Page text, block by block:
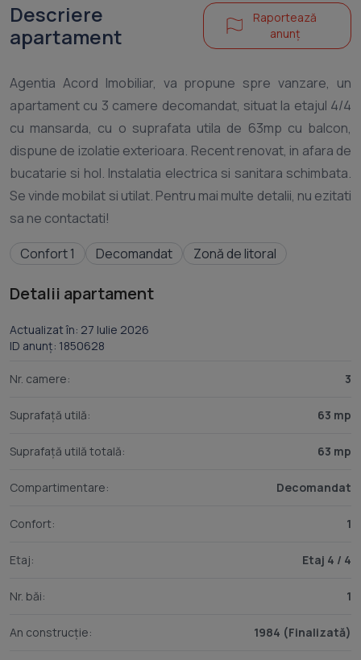
Descriere
apartament
Raportează
anunț
Agentia Acord Imobiliar, va propune spre vanzare, un
apartament cu 3 camere decomandat, situat la etajul 4/4
cu mansarda, cu o suprafata utila de 63mp cu balcon,
dispune de izolatie exterioara. Recent renovat, in afara de
bucatarie si hol. Instalatia electrica si sanitara schimbata.
Se vinde mobilat si utilat. Pentru mai multe detalii, nu ezitati
Confort 1
Decomandat Zonă de litoral
Detalii apartament
Actualizat în: 27 Iulie 2026
ID anunț: 1850628
Nr. camere: 3
Suprafață utilă: 63 mp
Suprafață utilă totală: 63 mp
Compartimentare: Decomandat
Confort: 1
Etaj: Etaj 4 / 4
Nr. băi: 1
An construcție: 1984 (Finalizată)